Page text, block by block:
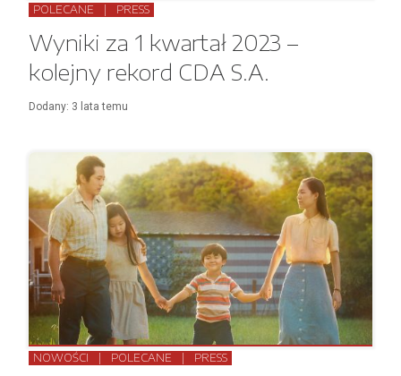
POLECANE PRESS
Wyniki za 1 kwartał 2023 –
kolejny rekord CDA S.A.
Dodany: 3 lata temu
NOWOŚCI POLECANE PRESS